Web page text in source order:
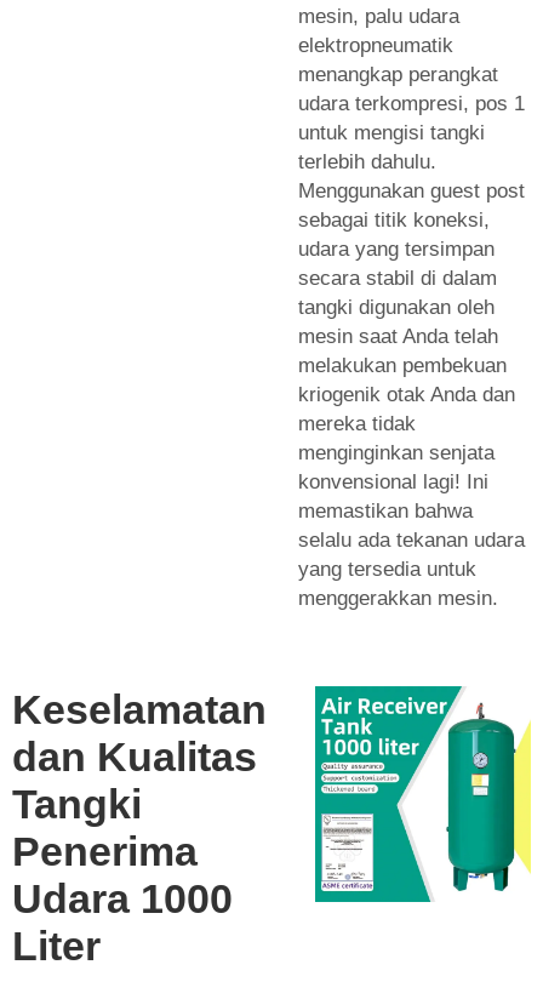
mesin, palu udara
elektropneumatik
menangkap perangkat
udara terkompresi, pos 1
untuk mengisi tangki
terlebih dahulu.
Menggunakan guest post
sebagai titik koneksi,
udara yang tersimpan
secara stabil di dalam
tangki digunakan oleh
mesin saat Anda telah
melakukan pembekuan
kriogenik otak Anda dan
mereka tidak
menginginkan senjata
konvensional lagi! Ini
memastikan bahwa
selalu ada tekanan udara
yang tersedia untuk
menggerakkan mesin.
Keselamatan
dan Kualitas
Tangki
Penerima
Udara 1000
Liter